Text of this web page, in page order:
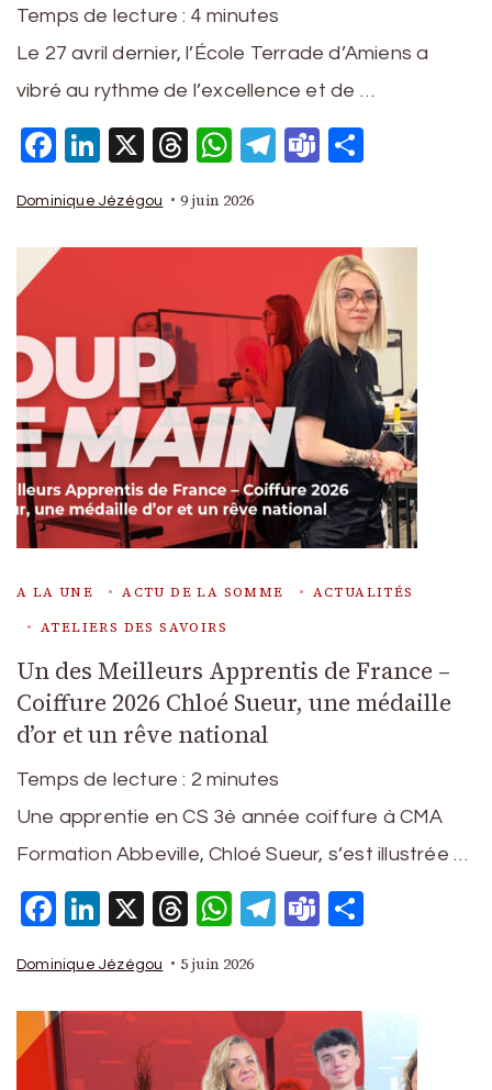
Temps de lecture : 4 minutes
Le 27 avril dernier, l’École Terrade d’Amiens a
vibré au rythme de l’excellence et de …
Facebook
LinkedIn
X Threads
WhatsApp
Telegram
Teams
Dominique Jézégou 9 juin 2026
A LA UNE ACTU DE LA SOMME
ACTUALITÉS
ATELIERS DES SAVOIRS
Un des Meilleurs Apprentis de France –
Coiffure 2026 Chloé Sueur, une médaille
d’or et un rêve national
Temps de lecture : 2 minutes
Une apprentie en CS 3è année coiffure à CMA
Formation Abbeville, Chloé Sueur, s’est illustrée …
Facebook
LinkedIn
X Threads
WhatsApp
Telegram
Teams
Dominique Jézégou 5 juin 2026